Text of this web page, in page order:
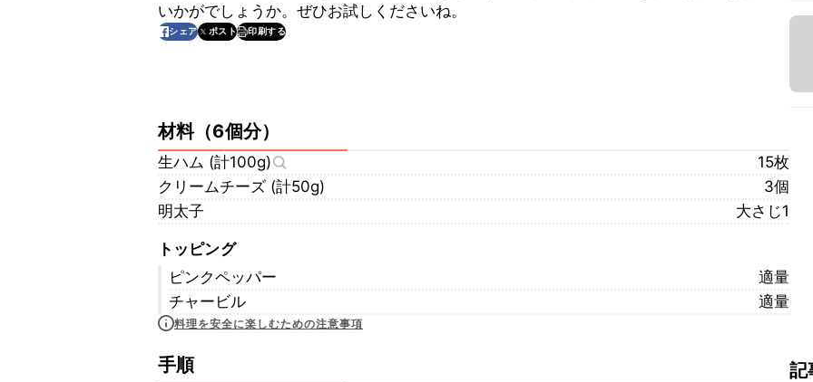
いかがでしょうか。ぜひお試しくださいね。
シェア ポスト 印刷する
材料（6個分）
生ハム (計100g)
15枚
クリームチーズ (計50g)
3個
明太子
大さじ1
トッピング
ピンクペッパー
適量
チャービル
適量
料理を安全に楽しむための注意事項
手順 記